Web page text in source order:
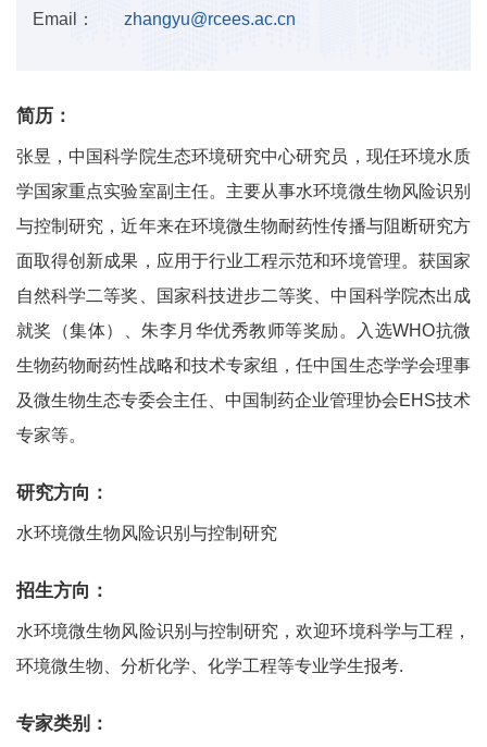
Email： zhangyu@rcees.ac.cn
简历：
张昱，中国科学院生态环境研究中心研究员，现任环境水质
学国家重点实验室副主任。主要从事水环境微生物风险识别
与控制研究，近年来在环境微生物耐药性传播与阻断研究方
面取得创新成果，应用于行业工程示范和环境管理。获国家
自然科学二等奖、国家科技进步二等奖、中国科学院杰出成
就奖（集体）、朱李月华优秀教师等奖励。入选WHO抗微
生物药物耐药性战略和技术专家组，任中国生态学学会理事
及微生物生态专委会主任、中国制药企业管理协会EHS技术
专家等。
研究方向：
水环境微生物风险识别与控制研究
招生方向：
水环境微生物风险识别与控制研究，欢迎环境科学与工程，
环境微生物、分析化学、化学工程等专业学生报考.
专家类别：